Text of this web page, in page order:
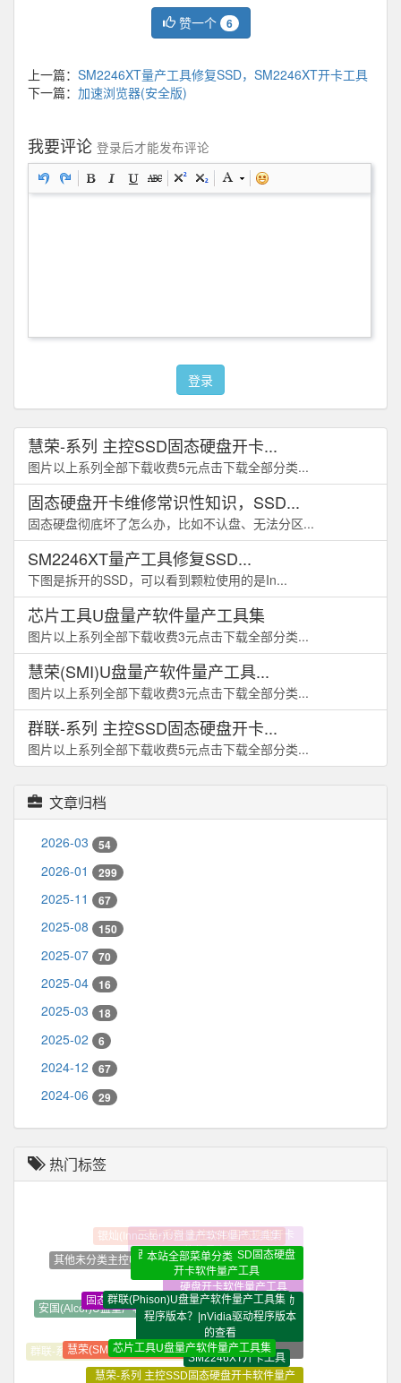
赞一个 6
上一篇： SM2246XT量产工具修复SSD，SM2246XT开卡工具
下一篇： 加速浏览器(安全版)
我要评论 登录后才能发布评论
登录
慧荣-系列 主控SSD固态硬盘开卡...
图片以上系列全部下载收费5元点击下载全部分类...
固态硬盘开卡维修常识性知识，SSD...
固态硬盘彻底坏了怎么办，比如不认盘、无法分区...
SM2246XT量产工具修复SSD...
下图是拆开的SSD，可以看到颗粒使用的是In...
芯片工具U盘量产软件量产工具集
图片以上系列全部下载收费3元点击下载全部分类...
慧荣(SMI)U盘量产软件量产工具...
图片以上系列全部下载收费3元点击下载全部分类...
群联-系列 主控SSD固态硬盘开卡...
图片以上系列全部下载收费5元点击下载全部分类...
文章归档
2026-03 54
2026-01 299
2025-11 67
2025-08 150
2025-07 70
2025-04 16
2025-03 18
2025-02 6
2024-12 67
2024-06 29
热门标签
慧荣-系列 主控SSD固态硬盘开卡软件量产
工具
SM2246XT量产工具修复
SM2246XT开卡工具
芯片工具U盘量产软件量产工具集
慧荣(SMI)U盘量产软件量产工具集
群联-系列 主控SSD固态硬盘开卡软件量产工具
装机必备软件_常用软件_
精选软件大全_纯净定制软
件
win10系统如何查看NVidia驱动
程序版本？|nVidia驱动程序版本
的查看
群联(Phison)U盘量产软件量产工具集
固态硬盘开卡教程视频教程
安国(Alcor)U盘量产软件量产工具集
金士顿-系列 主控SSD固态
硬盘开卡软件量产工具
西部数据-系列 主控SSD固态硬盘
开卡软件量产工具
本站全部菜单分类
其他未分类主控U盘量产软件量产工具集